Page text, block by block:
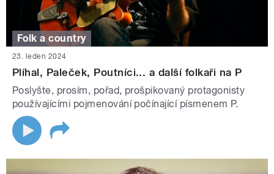
Folk a country
23. leden 2024
Plíhal, Paleček, Poutníci... a další folkaři na P
Poslyšte, prosím, pořad, prošpikovaný protagonisty
používajícími pojmenování počínající písmenem P.